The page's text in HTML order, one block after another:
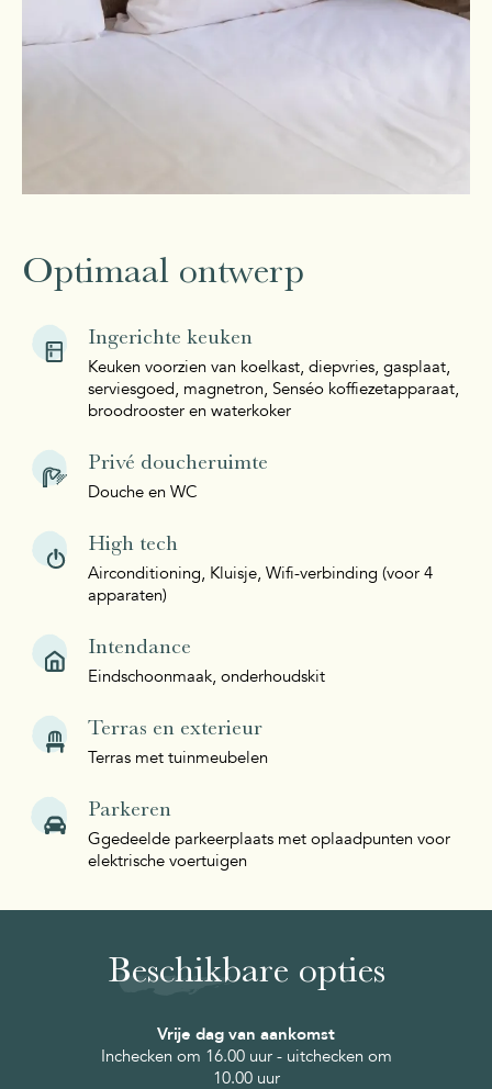
Optimaal ontwerp
Ingerichte keuken
Keuken voorzien van koelkast, diepvries, gasplaat,
serviesgoed, magnetron, Senséo koffiezetapparaat,
broodrooster en waterkoker
Privé doucheruimte
Douche en WC
High tech
Airconditioning, Kluisje, Wifi-verbinding (voor 4
apparaten)
Intendance
Eindschoonmaak, onderhoudskit
Terras en exterieur
Terras met tuinmeubelen
Parkeren
Ggedeelde parkeerplaats met oplaadpunten voor
elektrische voertuigen
Beschikbare opties
Vrije dag van aankomst
Inchecken om 16.00 uur - uitchecken om
10.00 uur